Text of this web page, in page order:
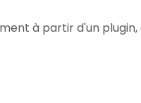
à partir d'un plugin,